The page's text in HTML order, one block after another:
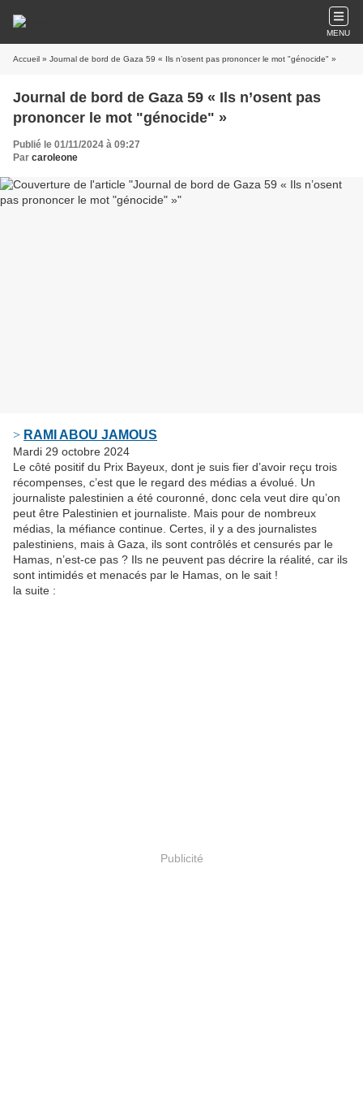
MENU
Accueil » Journal de bord de Gaza 59 « Ils n’osent pas prononcer le mot "génocide" »
Journal de bord de Gaza 59 « Ils n’osent pas
prononcer le mot "génocide" »
Publié le 01/11/2024 à 09:27
Par caroleone
> RAMI ABOU JAMOUS
Mardi 29 octobre 2024
Le côté positif du Prix Bayeux, dont je suis fier d’avoir reçu trois
récompenses, c’est que le regard des médias a évolué. Un
journaliste palestinien a été couronné, donc cela veut dire qu’on
peut être Palestinien et journaliste. Mais pour de nombreux
médias, la méfiance continue. Certes, il y a des journalistes
palestiniens, mais à Gaza, ils sont contrôlés et censurés par le
Hamas, n’est-ce pas ? Ils ne peuvent pas décrire la réalité, car ils
sont intimidés et menacés par le Hamas, on le sait !
la suite :
Publicité